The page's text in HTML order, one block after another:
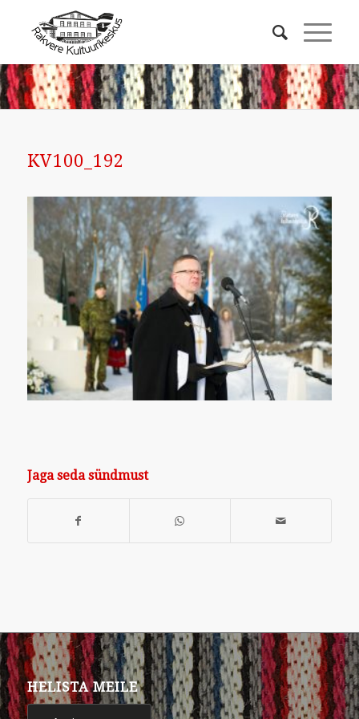
KV100_192
Jaga seda sündmust
HELISTA MEILE